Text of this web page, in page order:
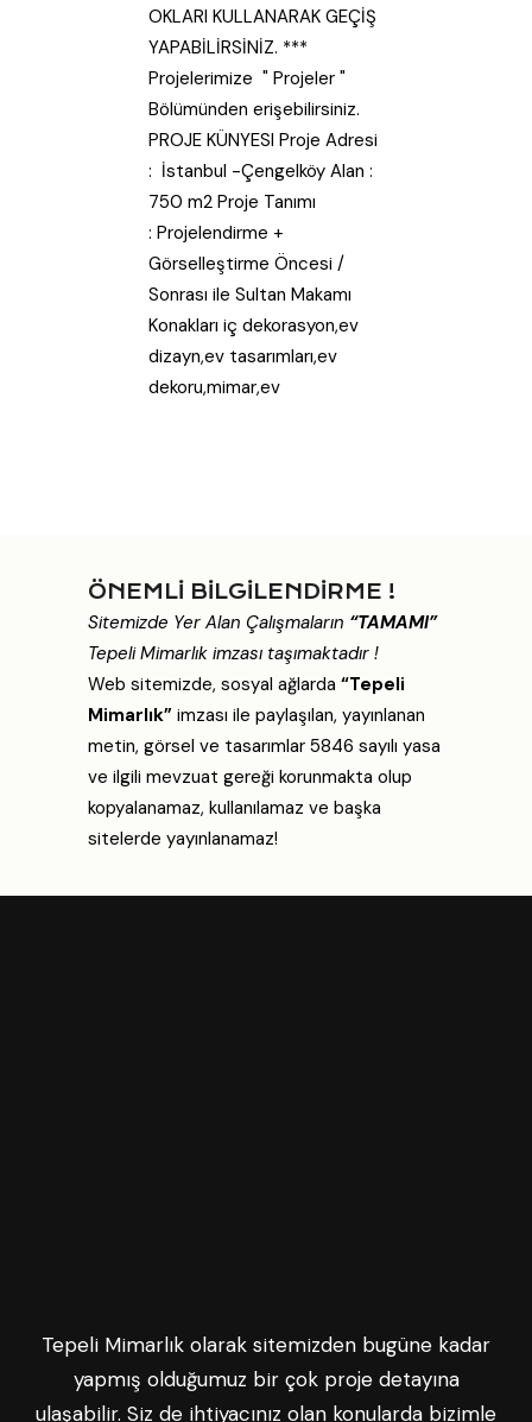
OKLARI KULLANARAK GEÇİŞ
YAPABİLİRSİNİZ. ***
Projelerimize " Projeler "
Bölümünden erişebilirsiniz.
PROJE KÜNYESI Proje Adresi
: İstanbul -Çengelköy Alan :
750 m2 Proje Tanımı
: Projelendirme +
Görselleştirme Öncesi /
Sonrası ile Sultan Makamı
Konakları iç dekorasyon,ev
dizayn,ev tasarımları,ev
dekoru,mimar,ev
ÖNEMLİ BİLGİLENDİRME !
Sitemizde Yer Alan Çalışmaların “TAMAMI”
Tepeli Mimarlık imzası taşımaktadır !
Web sitemizde, sosyal ağlarda “Tepeli
Mimarlık” imzası ile paylaşılan, yayınlanan
metin, görsel ve tasarımlar 5846 sayılı yasa
ve ilgili mevzuat gereği korunmakta olup
kopyalanamaz, kullanılamaz ve başka
sitelerde yayınlanamaz!
Tepeli Mimarlık olarak sitemizden bugüne kadar
yapmış olduğumuz bir çok proje detayına
ulaşabilir. Siz de ihtiyacınız olan konularda bizimle